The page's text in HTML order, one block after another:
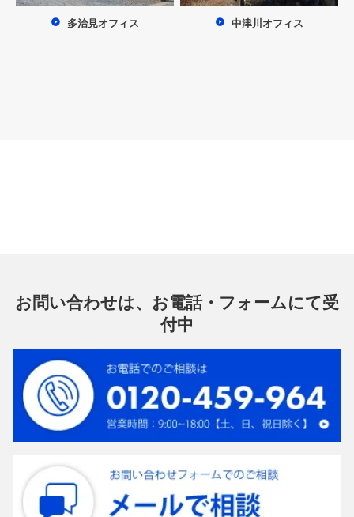
多治見オフィス 中津川オフィス
お問い合わせは、お電話・フォームにて受
付中